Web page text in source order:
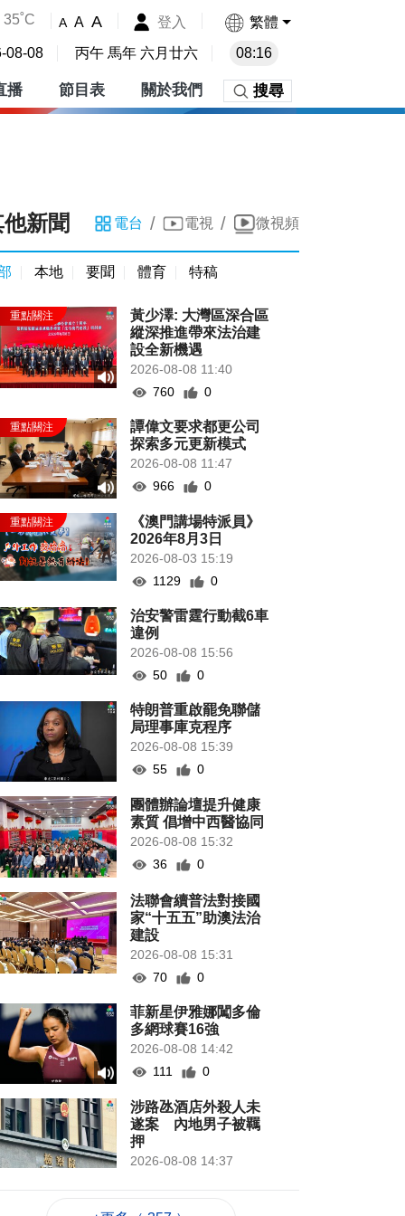
35˚C A A A 登入 繁體
08-08 丙午 馬年 六月廿六 08:16
播 節目表 關於我們 搜尋
新聞 電台 / 電視 / 微視頻
本地 要聞 體育 特稿
黃少澤: 大灣區深合區
縱深推進帶來法治建
設全新機遇
2026-08-08 11:40
760
0
譚偉文要求都更公司
探索多元更新模式
2026-08-08 11:47
966
0
《澳門講場特派員》
2026年8月3日
2026-08-03 15:19
1129
0
治安警雷霆行動截6車
違例
2026-08-08 15:56
50
0
特朗普重啟罷免聯儲
局理事庫克程序
2026-08-08 15:39
55
0
團體辦論壇提升健康
素質 倡增中西醫協同
2026-08-08 15:32
36
0
法聯會續普法對接國
家“十五五”助澳法治
建設
2026-08-08 15:31
70
0
菲新星伊雅娜闖多倫
多網球賽16強
2026-08-08 14:42
111
0
涉路氹酒店外殺人未
遂案 內地男子被羈
押
2026-08-08 14:37